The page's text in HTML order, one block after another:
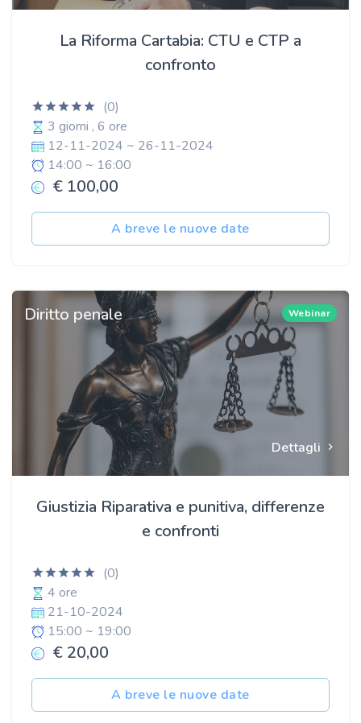
La Riforma Cartabia: CTU e CTP a
confronto
(0)
3 giorni , 6 ore
12-11-2024 ~ 26-11-2024
14:00 ~ 16:00
€ 100,00
A breve le nuove date
Dettagli
Diritto penale Webinar
Giustizia Riparativa e punitiva, differenze
e confronti
(0)
4 ore
21-10-2024
15:00 ~ 19:00
€ 20,00
A breve le nuove date